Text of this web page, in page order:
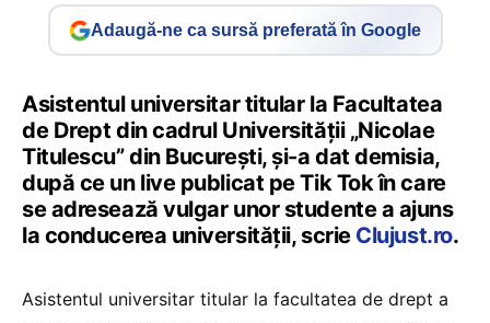
Adaugă-ne ca sursă preferată în Google
Asistentul universitar titular la Facultatea
de Drept din cadrul Universității „Nicolae
Titulescu” din București, și-a dat demisia,
după ce un live publicat pe Tik Tok în care
se adresează vulgar unor studente a ajuns
la conducerea universității, scrie Clujust.ro.
Asistentul universitar titular la facultatea de drept a